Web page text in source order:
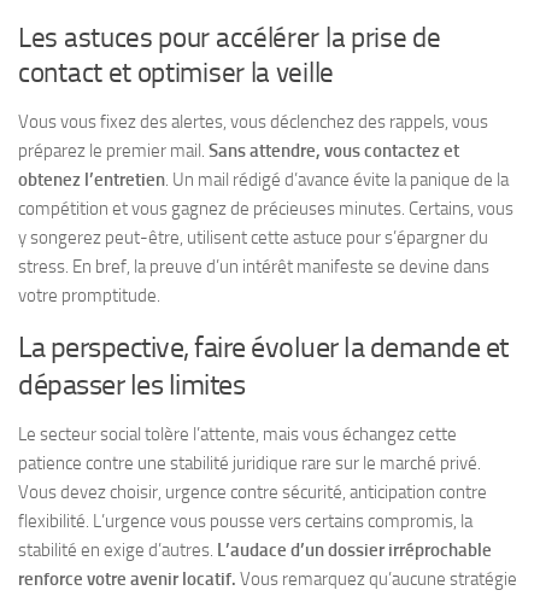
Les astuces pour accélérer la prise de
contact et optimiser la veille
Vous vous fixez des alertes, vous déclenchez des rappels, vous
préparez le premier mail. Sans attendre, vous contactez et
obtenez l’entretien. Un mail rédigé d’avance évite la panique de la
compétition et vous gagnez de précieuses minutes. Certains, vous
y songerez peut-être, utilisent cette astuce pour s’épargner du
stress. En bref, la preuve d’un intérêt manifeste se devine dans
votre promptitude.
La perspective, faire évoluer la demande et
dépasser les limites
Le secteur social tolère l’attente, mais vous échangez cette
patience contre une stabilité juridique rare sur le marché privé.
Vous devez choisir, urgence contre sécurité, anticipation contre
flexibilité. L’urgence vous pousse vers certains compromis, la
stabilité en exige d’autres. L’audace d’un dossier irréprochable
renforce votre avenir locatif. Vous remarquez qu’aucune stratégie